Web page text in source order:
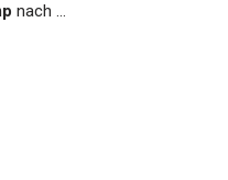
nach …